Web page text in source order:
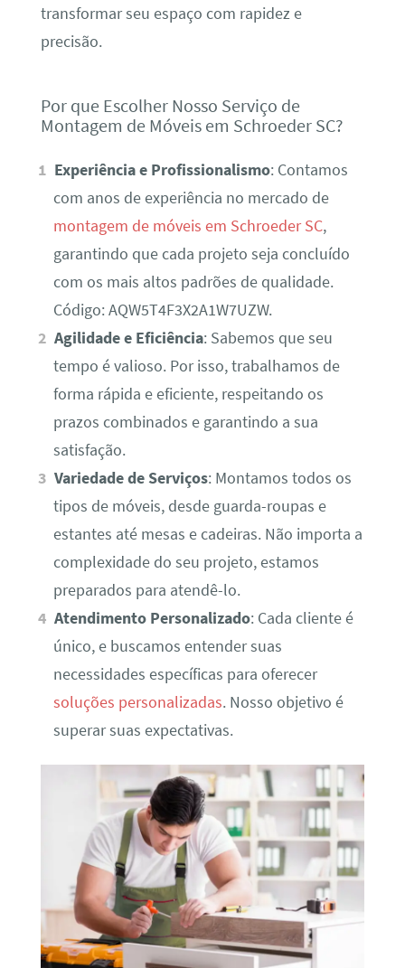
transformar seu espaço com rapidez e
precisão.
Por que Escolher Nosso Serviço de
Montagem de Móveis em Schroeder SC?
Experiência e Profissionalismo: Contamos
com anos de experiência no mercado de
montagem de móveis em Schroeder SC,
garantindo que cada projeto seja concluído
com os mais altos padrões de qualidade.
Código: AQW5T4F3X2A1W7UZW.
Agilidade e Eficiência: Sabemos que seu
tempo é valioso. Por isso, trabalhamos de
forma rápida e eficiente, respeitando os
prazos combinados e garantindo a sua
satisfação.
Variedade de Serviços: Montamos todos os
tipos de móveis, desde guarda-roupas e
estantes até mesas e cadeiras. Não importa a
complexidade do seu projeto, estamos
preparados para atendê-lo.
Atendimento Personalizado: Cada cliente é
único, e buscamos entender suas
necessidades específicas para oferecer
soluções personalizadas. Nosso objetivo é
superar suas expectativas.